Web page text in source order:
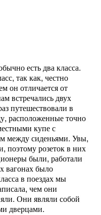
есть два класса.
так как, честно
он отличается от
встречались двух
путешествовали в
расположенные точно
купе с
между сиденьями. Увы,
поэтому розеток в них
были, работали
вагонах было
в поездах мы
чем они
Они являли собой
дверцами.